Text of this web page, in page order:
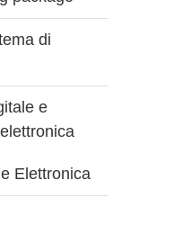
di
e
Elettronica